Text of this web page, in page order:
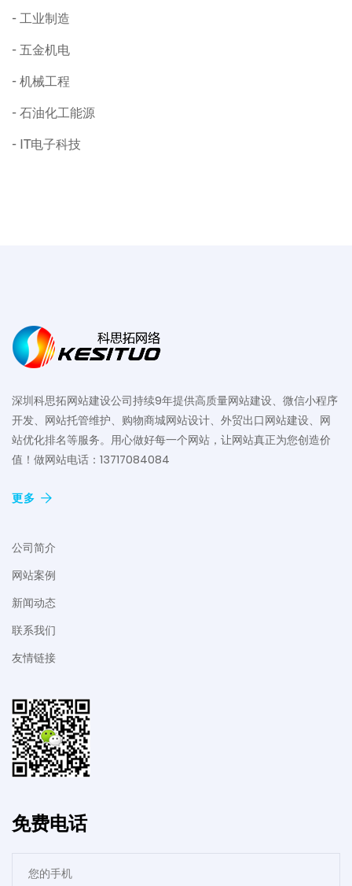
工业制造
五金机电
机械工程
石油化工能源
IT电子科技
深圳科思拓网站建设公司持续9年提供高质量网站建设、微信小程序
开发、网站托管维护、购物商城网站设计、外贸出口网站建设、网
站优化排名等服务。用心做好每一个网站，让网站真正为您创造价
值！做网站电话：13717084084
更多
公司简介
网站案例
新闻动态
联系我们
友情链接
免费电话